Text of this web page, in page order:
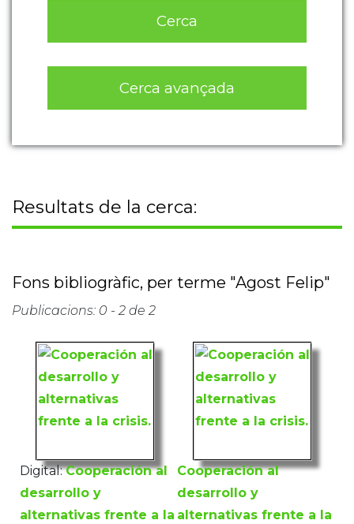
Cerca
Cerca avançada
Resultats de la cerca:
Fons bibliogràfic, per terme "Agost Felip"
Publicacions: 0 - 2 de 2
Digital: Cooperación al
desarrollo y
alternativas frente a la
Cooperación al
desarrollo y
alternativas frente a la